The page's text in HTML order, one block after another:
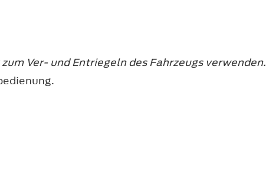
Ver- und Entriegeln des Fahrzeugs verwenden.